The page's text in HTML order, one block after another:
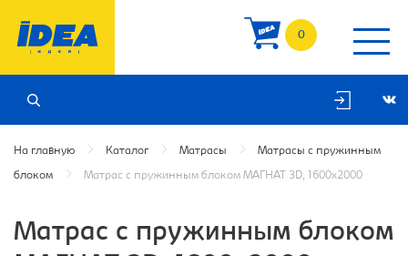
0
На главную Каталог Матрасы Матрасы с пружинным
блоком Матрас с пружинным блоком МАГНАТ 3D, 1600х2000
Матрас с пружинным блоком